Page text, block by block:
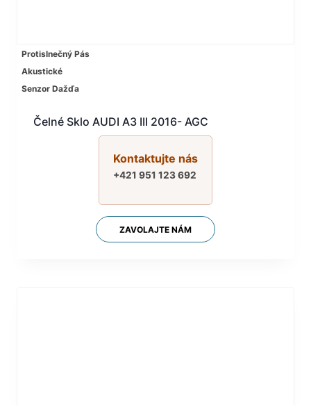
Protislnečný Pás
Akustické
Senzor Dažďa
Čelné Sklo AUDI A3 III 2016- AGC
Kontaktujte nás
+421 951 123 692
ZAVOLAJTE NÁM